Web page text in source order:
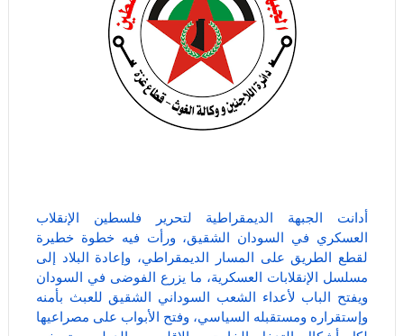
أدانت الجبهة الديمقراطية لتحرير فلسطين الإنقلاب
العسكري في السودان الشقيق، ورأت فيه خطوة خطيرة
لقطع الطريق على المسار الديمقراطي، وإعادة البلاد إلى
مسلسل الإنقلابات العسكرية، ما يزرع الفوضى في السودان
ويفتح الباب لأعداء الشعب السوداني الشقيق للعبث بأمنه
وإستقراره ومستقبله السياسي، وفتح الأبواب على مصراعيها